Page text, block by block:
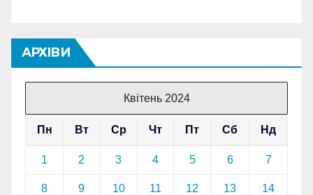
АРХІВИ
Квітень 2024
Пн Вт Ср Чт Пт Сб Нд
1 2 3 4 5 6 7
8 9 10 11 12 13 14